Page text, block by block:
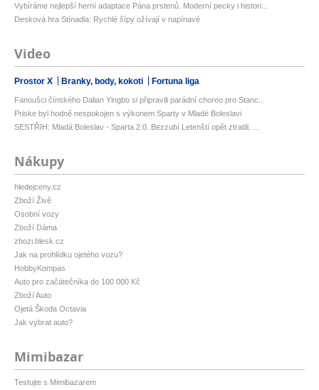
Vybíráme nejlepší herní adaptace Pána prstenů. Moderní pecky i histori...
Desková hra Stínadla: Rychlé šípy ožívají v napínavé
Video
Prostor X Branky, body, kokoti Fortuna liga
Fanoušci čínského Dalian Yingbo si připravili parádní choreo pro Stanc...
Priske byl hodně nespokojen s výkonem Sparty v Mladé Boleslavi
SESTŘIH: Mladá Boleslav - Sparta 2:0. Bezzubí Letenští opět ztratili. ...
Nákupy
hledejceny.cz
Zboží Živě
Osobní vozy
Zboží Dáma
zbozi.blesk.cz
Jak na prohlídku ojetého vozu?
HobbyKompas
Auto pro začátečníka do 100 000 Kč
Zboží Auto
Ojetá Škoda Octavia
Jak vybrat auto?
Mimibazar
Testujte s Mimibazarem